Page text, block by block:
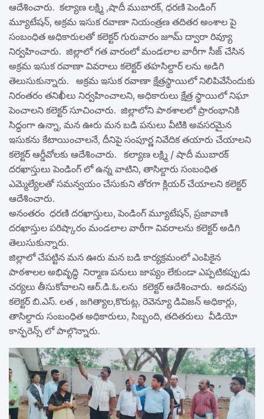
ఆదేశించారు. కల్యాణ లక్ష్మి ,షాదీ ముబారక్, ధరణి పెండింగ్
మ్యూటేషన్, అక్రమ ఇసుక రవాణా నియంత్రణ తదితర అంశాల పై
సంబంధిత అధికారులతో కలెక్టర్ గురువారం జూమ్ ద్వారా రివ్యూ
నిర్వహించారు. జిల్లాలో గత వారంలో మండలాల వారీగా సీజ్ చేసిన
అక్రమ ఇసుక రవాణా వివరాలు కలెక్టర్ తహసిల్దార్ లను అడిగి
తెలుసుకున్నారు. అక్రమ ఇసుక రవాణా క్షేత్రస్థాయిలో నిలిపివేసేందుకు
నిరంతరం తనిఖీలు నిర్వహించాలని, అధికారులు క్షేత్ర స్థాయిలో నిఘా
పెంచాలని కలెక్టర్ సూచించారు. జిల్లాలోని పాఠశాలలో ప్రారంభానికి
సిద్ధంగా ఉన్నా, మన ఊరు మన బడి పనులు వీటికి అవసరమైన
ఇసుకను కేటాయించాలనే, దీనిపై సంపూర్ణ నివేదిక తయారు చేయాలని
కలెక్టర్ ఆర్డీవోలకు ఆదేశించారు. కల్యాణ లక్ష్మి / షాదీ ముబారక్
దరఖాస్తులు పెండింగ్ లో ఉన్న వాటిని, తాసిల్దారు సంబంధిత
ఎమ్మెల్యేలతో సమన్వయం చేసుకుని తోరగా క్లియర్ చేయాలని కలెక్టర్
ఆదేశించారు.
అనంతరం ధరణి దరఖాస్తులు, పెండింగ్ మ్యూటేషన్, ప్రజావాణి
దరఖాస్తుల పరిష్కారం మండలాల వారీగా వివరాలను కలెక్టర్ అడిగి
తెలుసుకున్నారు.
జిల్లాలో చేపట్టిన మన ఊరు మన బడి కార్యక్రమంలో ఎంపికైన
పాఠశాలల అభివృద్ధి నిర్మాణ పనులు జాప్యం లేకుండా ఎప్పటికప్పుడు
చర్యలు తీసుకోవాలని ఆర్.డి.ఓ.లను కలెక్టర్ ఆదేశించారు. అదనపు
కలెక్టర్ బి.ఎస్. లత , జగిత్యాల,కొరుట్ల, రెవెన్యూ డివిజన్ అధికార్లు,
తాసిల్దారు సంబంధిత అధికారులు, సిబ్బంది, తదితరులు వీడియో
కాన్ఫరెన్స్ లో పాల్గొన్నారు.